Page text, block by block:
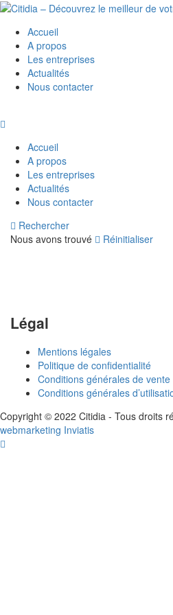
Accueil
A propos
Les entreprises
Actualités
Nous contacter
Accueil
A propos
Les entreprises
Actualités
Nous contacter
Rechercher
Nous avons trouvé
Réinitialiser
Légal
Mentions légales
Politique de confidentialité
Conditions générales de vente
Conditions générales
Copyright © 2022 Citidia - Tous droits
webmarketing Inviatis